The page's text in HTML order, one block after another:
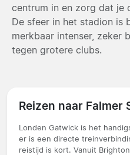
centrum in en zorg dat je
De sfeer in het stadion is
merkbaar intenser, zeker
tegen grotere clubs.
Reizen naar Falmer
Londen Gatwick is het
er is een directe
reistijd is kort. Vanuit